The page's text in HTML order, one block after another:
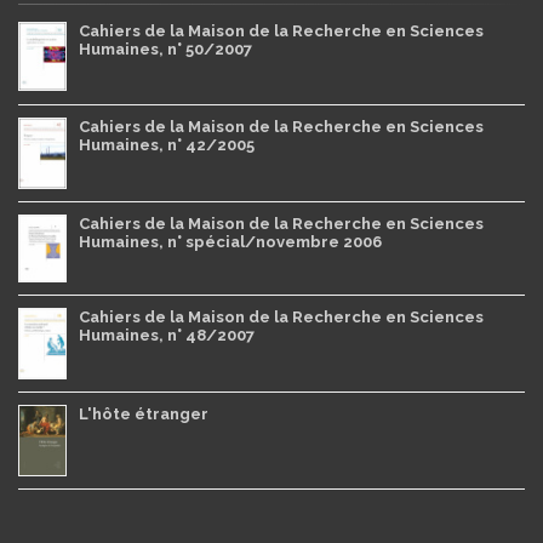
Cahiers de la Maison de la Recherche en Sciences
Humaines, n° 50/2007
Cahiers de la Maison de la Recherche en Sciences
Humaines, n° 42/2005
Cahiers de la Maison de la Recherche en Sciences
Humaines, n° spécial/novembre 2006
Cahiers de la Maison de la Recherche en Sciences
Humaines, n° 48/2007
L'hôte étranger